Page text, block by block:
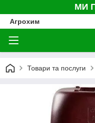
МИ
Агрохим
Товари та послуги